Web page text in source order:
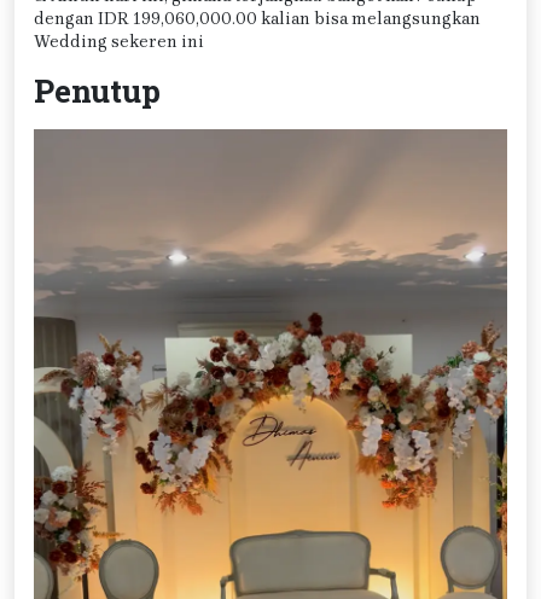
dengan IDR 199,060,000.00 kalian bisa melangsungkan
Wedding sekeren ini
Penutup